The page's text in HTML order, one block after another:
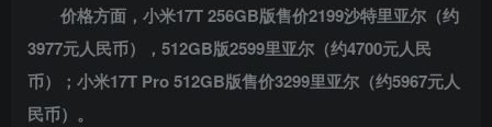
价格方面，小米17T 256GB版售价2199沙特里亚尔（约
3977元人民币），512GB版2599里亚尔（约4700元人民
币）；小米17T Pro 512GB版售价3299里亚尔（约5967元人
民币）。